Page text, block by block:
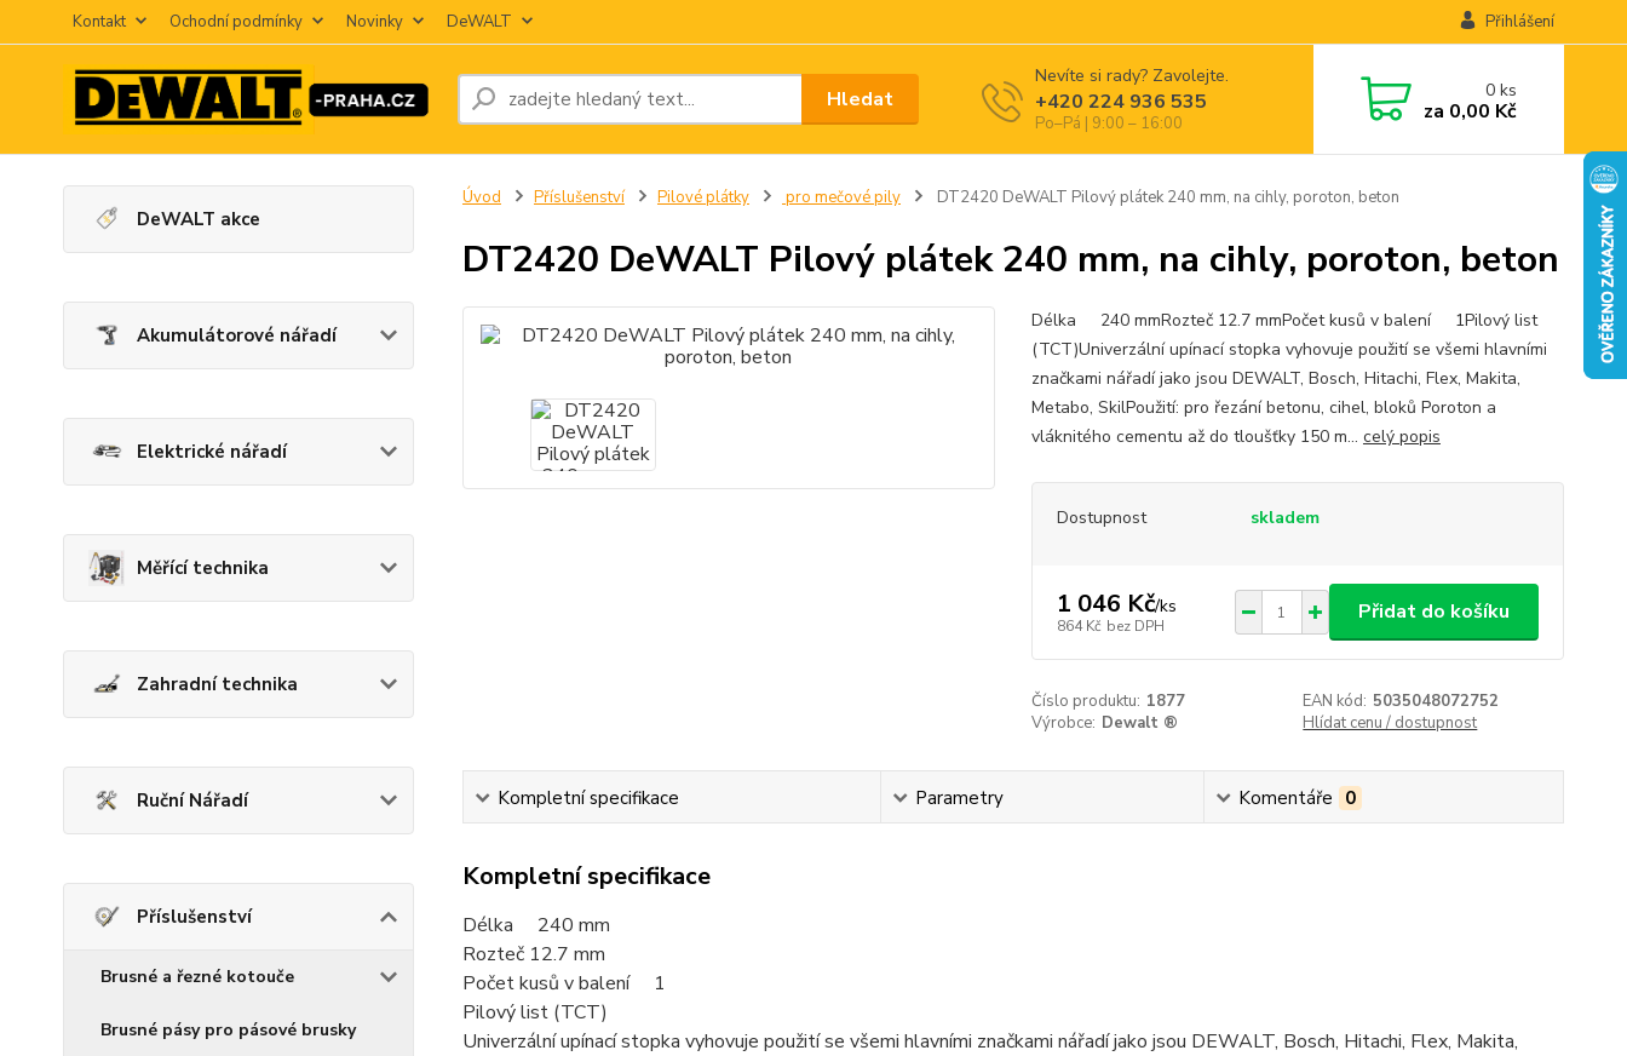
Kontakt Ochodní podmínky Novinky DeWALT Přihlášení
Hledat
Nevíte si rady? Zavolejte.
+420 224 936 535
Po–Pá | 9:00 – 16:00
0ks
za 0,00 Kč
DeWALT akce
Akumulátorové nářadí
Elektrické nářadí
Měřící technika
Zahradní technika
Ruční Nářadí
Příslušenství
Brusné a řezné kotouče
Brusné pásy pro pásové brusky
Úvod Příslušenství Pilové plátky pro mečové pily DT2420 DeWALT Pilový plátek 240 mm, na cihly, poroton, beton
DT2420 DeWALT Pilový plátek 240 mm, na cihly, poroton, beton
Délka 240 mmRozteč 12.7 mmPočet kusů v balení 1Pilový list
(TCT)Univerzální upínací stopka vyhovuje použití se všemi hlavními
značkami nářadí jako jsou DEWALT, Bosch, Hitachi, Flex, Makita,
Metabo, SkilPoužití: pro řezání betonu, cihel, bloků Poroton a
vláknitého cementu až do tloušťky 150 m... celý popis
Dostupnost skladem
1 046 Kč/ks
864 Kč bez DPH
Přidat do košíku
Číslo produktu: 1877 EAN kód: 5035048072752
Výrobce: Dewalt ® Hlídat cenu / dostupnost
Kompletní specifikace Parametry Komentáře 0
Kompletní specifikace
Délka 240 mm
Rozteč 12.7 mm
Počet kusů v balení 1
Pilový list (TCT)
Univerzální upínací stopka vyhovuje použití se všemi hlavními značkami nářadí jako jsou DEWALT, Bosch, Hitachi, Flex, Makita,